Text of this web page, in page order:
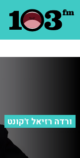
ורדה רזיאל ז'קונט